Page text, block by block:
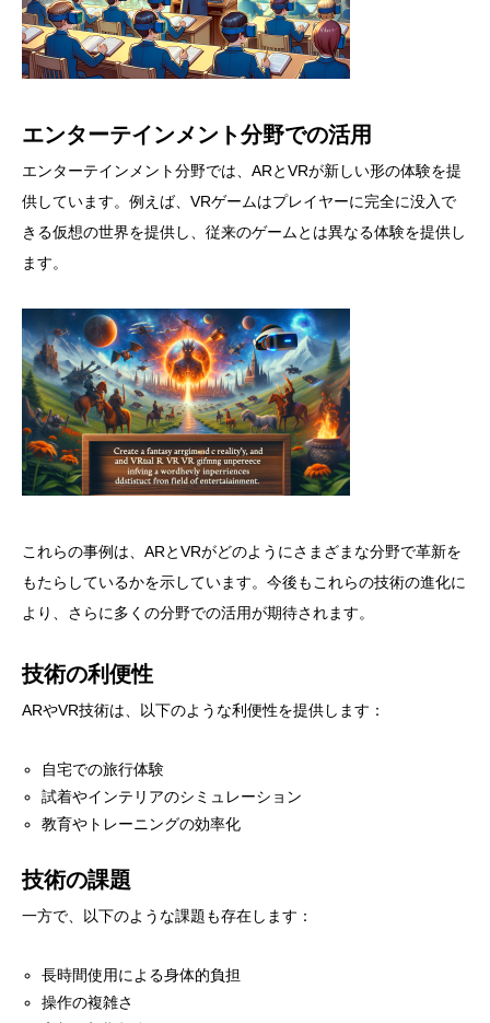
エンターテインメント分野での活用
エンターテインメント分野では、ARとVRが新しい形の体験を提
供しています。例えば、VRゲームはプレイヤーに完全に没入で
きる仮想の世界を提供し、従来のゲームとは異なる体験を提供し
ます。
これらの事例は、ARとVRがどのようにさまざまな分野で革新を
もたらしているかを示しています。今後もこれらの技術の進化に
より、さらに多くの分野での活用が期待されます。
技術の利便性
ARやVR技術は、以下のような利便性を提供します：
自宅での旅行体験
試着やインテリアのシミュレーション
教育やトレーニングの効率化
技術の課題
一方で、以下のような課題も存在します：
長時間使用による身体的負担
操作の複雑さ